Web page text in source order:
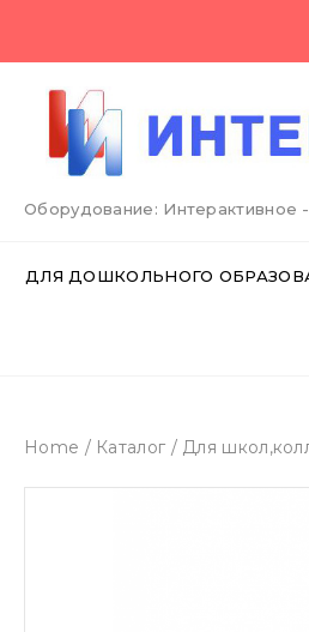
Оборудование:
ДЛЯ ДОШКОЛЬНОГО
Home / Каталог / Для